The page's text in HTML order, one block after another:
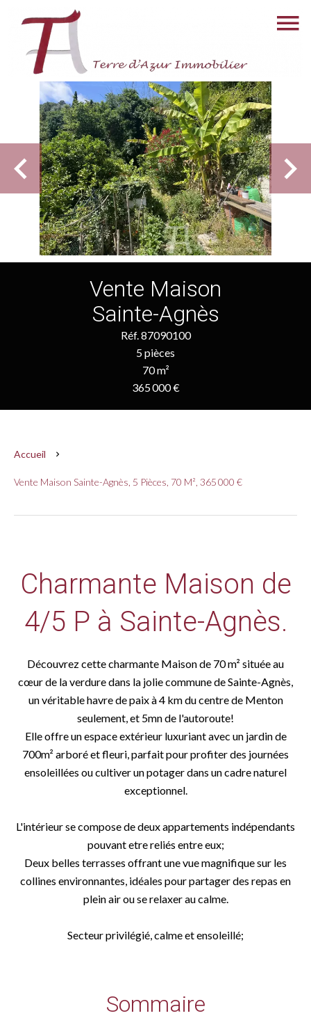
Vente Maison
Sainte-Agnès
Réf. 87090100
5 pièces
70 m²
365 000 €
Accueil
Vente Maison Sainte-Agnès, 5 Pièces, 70 M², 365 000 €
Charmante Maison de
4/5 P à Sainte-Agnès.
Découvrez cette charmante Maison de 70 m² située au
cœur de la verdure dans la jolie commune de Sainte-Agnès,
un véritable havre de paix à 4 km du centre de Menton
seulement, et 5mn de l'autoroute!
Elle offre un espace extérieur luxuriant avec un jardin de
700m² arboré et fleuri, parfait pour profiter des journées
ensoleillées ou cultiver un potager dans un cadre naturel
exceptionnel.
L'intérieur se compose de deux appartements indépendants
pouvant etre reliés entre eux;
Deux belles terrasses offrant une vue magnifique sur les
collines environnantes, idéales pour partager des repas en
plein air ou se relaxer au calme.
Secteur privilégié, calme et ensoleillé;
Sommaire